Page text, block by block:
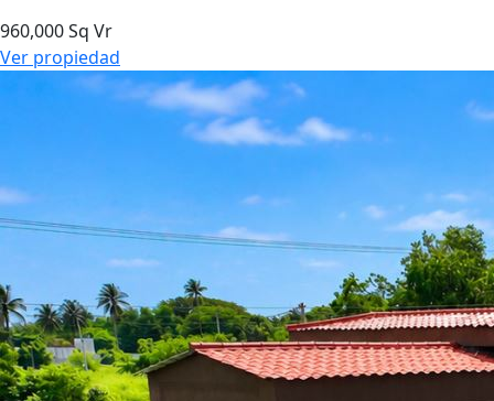
960,000 Sq Vr
Ver propiedad